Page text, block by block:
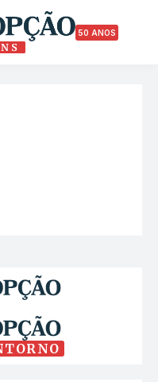
50 ANOS